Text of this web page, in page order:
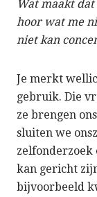
Wat maakt
hoor wat me
niet kan
Je merkt
gebruik. Die
ze brengen
sluiten we
zelfonderzoek
kan gericht
bijvoorbeeld